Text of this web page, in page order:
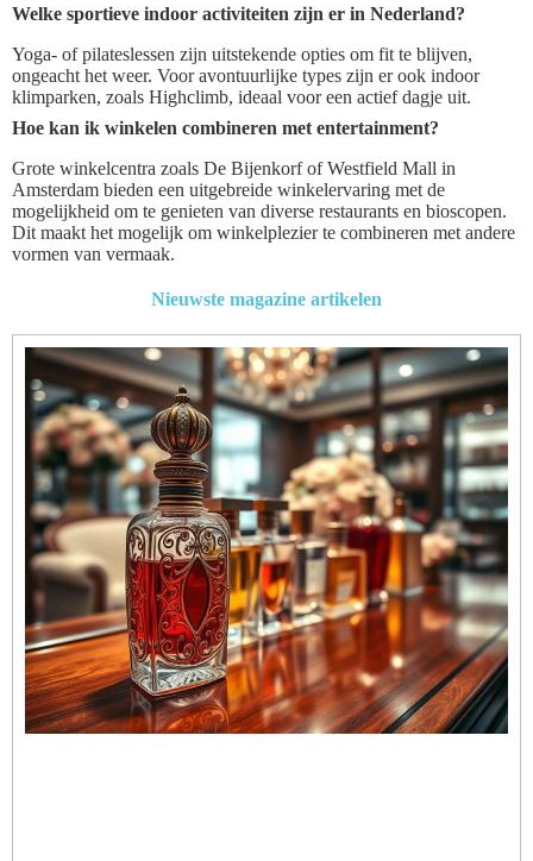
Welke sportieve indoor activiteiten zijn er in Nederland?
Yoga- of pilateslessen zijn uitstekende opties om fit te blijven,
ongeacht het weer. Voor avontuurlijke types zijn er ook indoor
klimparken, zoals Highclimb, ideaal voor een actief dagje uit.
Hoe kan ik winkelen combineren met entertainment?
Grote winkelcentra zoals De Bijenkorf of Westfield Mall in
Amsterdam bieden een uitgebreide winkelervaring met de
mogelijkheid om te genieten van diverse restaurants en bioscopen.
Dit maakt het mogelijk om winkelplezier te combineren met andere
vormen van vermaak.
Nieuwste magazine artikelen